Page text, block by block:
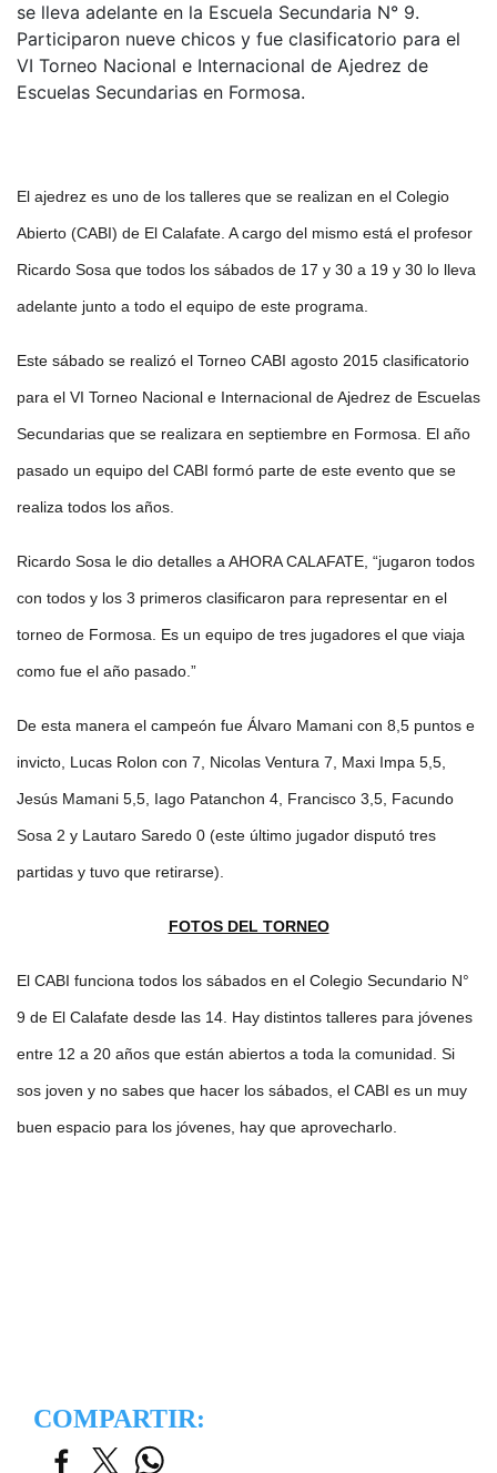
se lleva adelante en la Escuela Secundaria N° 9.
Participaron nueve chicos y fue clasificatorio para el
VI Torneo Nacional e Internacional de Ajedrez de
Escuelas Secundarias en Formosa.
El ajedrez es uno de los talleres que se realizan en el Colegio
Abierto (CABI) de El Calafate. A cargo del mismo está el profesor
Ricardo Sosa que todos los sábados de 17 y 30 a 19 y 30 lo lleva
adelante junto a todo el equipo de este programa.
Este sábado se realizó el Torneo CABI agosto 2015 clasificatorio
para el VI Torneo Nacional e Internacional de Ajedrez de Escuelas
Secundarias que se realizara en septiembre en Formosa. El año
pasado un equipo del CABI formó parte de este evento que se
realiza todos los años.
Ricardo Sosa le dio detalles a AHORA CALAFATE, “jugaron todos
con todos y los 3 primeros clasificaron para representar en el
torneo de Formosa. Es un equipo de tres jugadores el que viaja
como fue el año pasado.”
De esta manera el campeón fue Álvaro Mamani con 8,5 puntos e
invicto, Lucas Rolon con 7, Nicolas Ventura 7, Maxi Impa 5,5,
Jesús Mamani 5,5, Iago Patanchon 4, Francisco 3,5, Facundo
Sosa 2 y Lautaro Saredo 0 (este último jugador disputó tres
partidas y tuvo que retirarse).
FOTOS DEL TORNEO
El CABI funciona todos los sábados en el Colegio Secundario N°
9 de El Calafate desde las 14. Hay distintos talleres para jóvenes
entre 12 a 20 años que están abiertos a toda la comunidad. Si
sos joven y no sabes que hacer los sábados, el CABI es un muy
buen espacio para los jóvenes, hay que aprovecharlo.
COMPARTIR: